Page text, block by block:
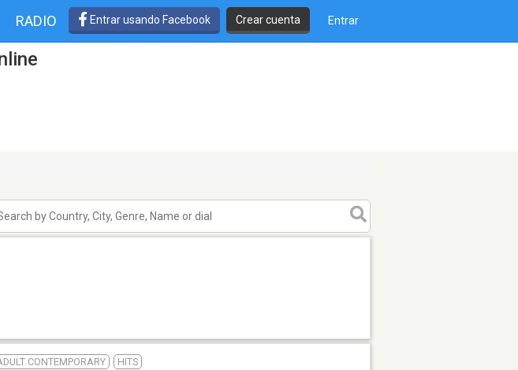
RADIO Entrar usando Facebook Crear cuenta Entrar
CONTEMPORARY
HITS